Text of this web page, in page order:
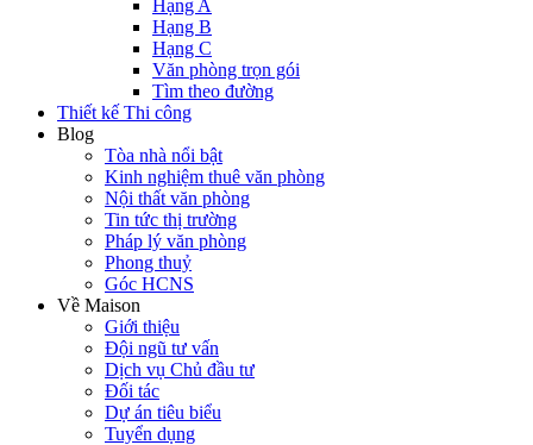
Hạng A
Hạng B
Hạng C
Văn phòng trọn gói
Tìm theo đường
Thiết kế Thi công
Blog
Tòa nhà nổi bật
Kinh nghiệm thuê văn phòng
Nội thất văn phòng
Tin tức thị trường
Pháp lý văn phòng
Phong thuỷ
Góc HCNS
Về Maison
Giới thiệu
Đội ngũ tư vấn
Dịch vụ Chủ đầu tư
Đối tác
Dự án tiêu biểu
Tuyển dụng